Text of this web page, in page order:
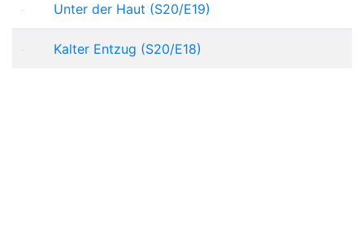
Unter der Haut (S20/E19)
Kalter Entzug (S20/E18)